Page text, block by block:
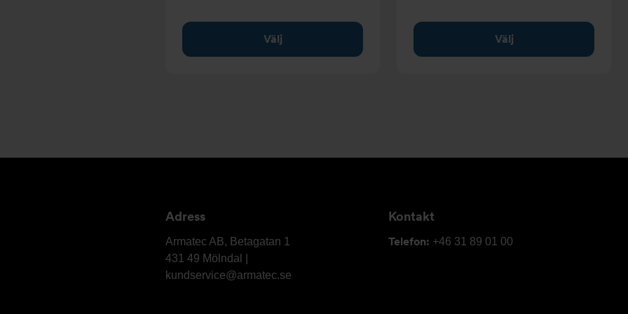
Välj Välj
Adress
Armatec
Armatec AB, Betagatan 1
431 49 Mölndal |
kundservice@armatec.se
Kontakt
Telefon: +46 31 89 01 00